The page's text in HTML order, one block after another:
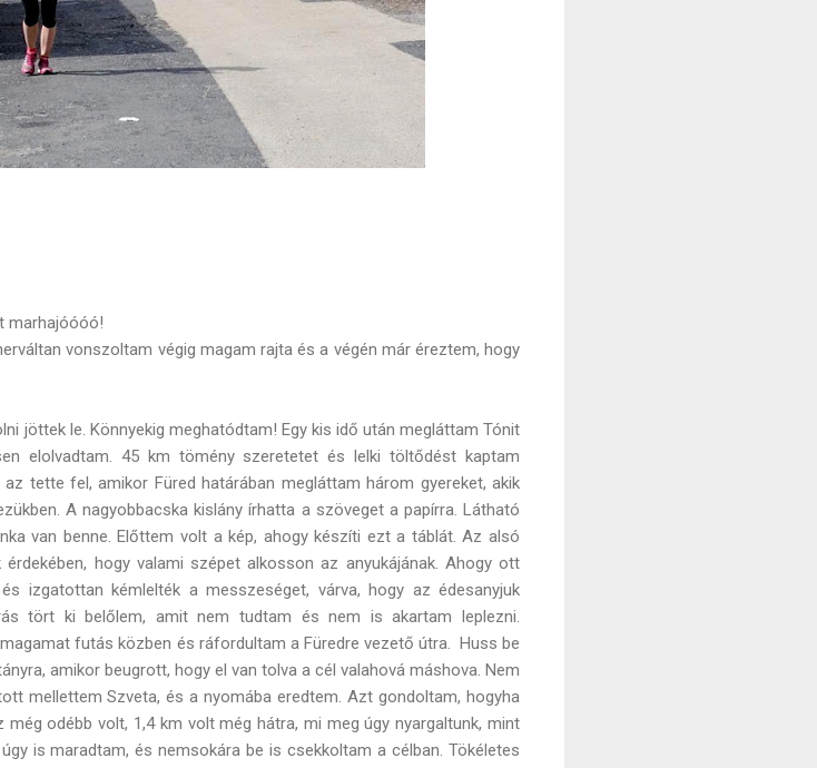
marhajóóóó!
vonszoltam végig magam rajta és a végén már éreztem, hogy
jöttek le. Könnyekig meghatódtam! Egy kis idő után megláttam Tónit
elolvadtam. 45 km tömény szeretetet és lelki töltődést kaptam
tette fel, amikor Füred határában megláttam három gyereket, akik
A nagyobbacska kislány írhatta a szöveget a papírra. Látható
van benne. Előttem volt a kép, ahogy készíti ezt a táblát. Az alsó
hogy valami szépet alkosson az anyukájának. Ahogy ott
izgatottan kémlelték a messzeséget, várva, hogy az édesanyjuk
tört ki belőlem, amit nem tudtam és nem is akartam leplezni.
futás közben és ráfordultam a Füredre vezető útra. Huss be
amikor beugrott, hogy el van tolva a cél valahová máshova. Nem
mellettem Szveta, és a nyomába eredtem. Azt gondoltam, hogyha
odébb volt, 1,4 km volt még hátra, mi meg úgy nyargaltunk, mint
is maradtam, és nemsokára be is csekkoltam a célban. Tökéletes